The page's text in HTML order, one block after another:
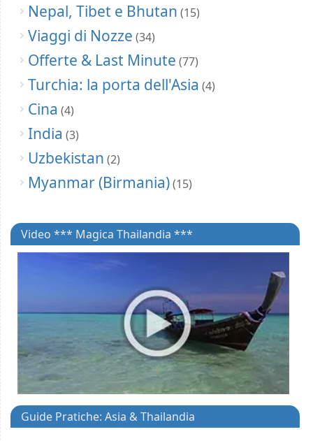
Nepal, Tibet e Bhutan (15)
Viaggi di Nozze (34)
Offerte & Last Minute (77)
Turchia: la porta dell'Asia (4)
Cina (4)
India (3)
Uzbekistan (2)
Myanmar (Birmania)(15)
Video *** Magica Thailandia ***
Guide Pratiche: Asia & Thailandia